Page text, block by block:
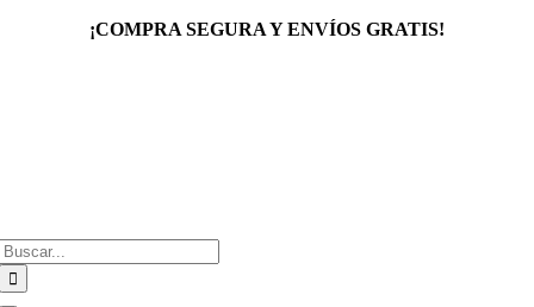
¡COMPRA SEGURA Y ENVÍOS GRATIS!